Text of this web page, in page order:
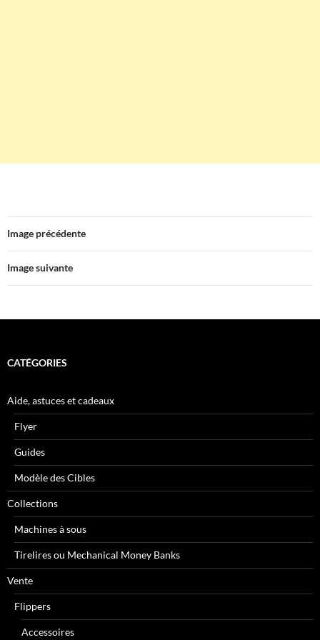
Image précédente
Image suivante
CATÉGORIES
Aide, astuces et cadeaux
Flyer
Guides
Modèle des Cibles
Collections
Machines à sous
Tirelires ou Mechanical Money Banks
Vente
Flippers
Accessoires